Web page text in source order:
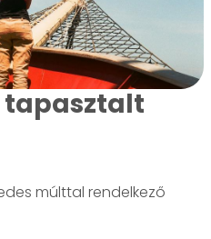
múlttal rendelkező